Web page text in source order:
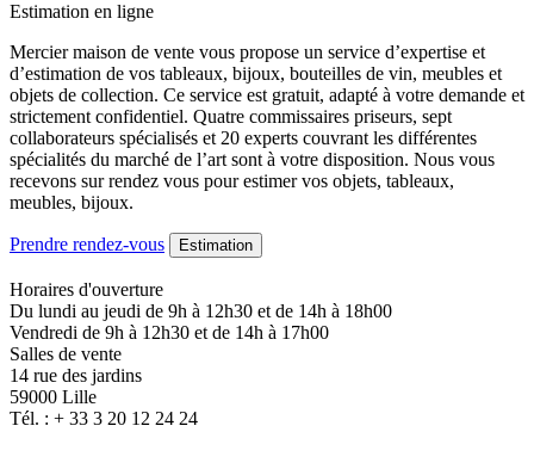
Estimation en ligne
Mercier maison de vente vous propose un service d’expertise et
d’estimation de vos tableaux, bijoux, bouteilles de vin, meubles et
objets de collection. Ce service est gratuit, adapté à votre demande et
strictement confidentiel. Quatre commissaires priseurs, sept
collaborateurs spécialisés et 20 experts couvrant les différentes
spécialités du marché de l’art sont à votre disposition. Nous vous
recevons sur rendez vous pour estimer vos objets, tableaux,
meubles, bijoux.
Prendre rendez-vous Estimation
Horaires d'ouverture
Du lundi au jeudi de 9h à 12h30 et de 14h à 18h00
Vendredi de 9h à 12h30 et de 14h à 17h00
Salles de vente
14 rue des jardins
59000 Lille
Tél. : + 33 3 20 12 24 24